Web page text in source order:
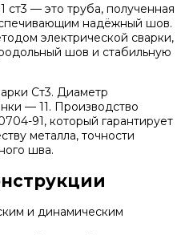
ст3 — это труба, полученная
надёжный шов.
электрической сварки,
шов и стабильную
Ст3. Диаметр
— 11. Производство
91, который гарантирует
металла, точности
шва.
и динамическим